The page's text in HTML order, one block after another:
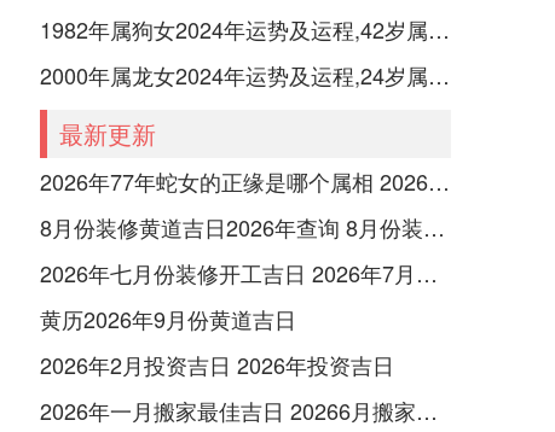
1982年属狗女2024年运势及运程,42岁属狗人2024全年每月运势女性如何
2000年属龙女2024年运势及运程,24岁属龙人2024全年每月运势女性如何
最新更新
2026年77年蛇女的正缘是哪个属相 2026年77年属蛇人每月运势完整版
8月份装修黄道吉日2026年查询 8月份装修的黄道吉日
2026年七月份装修开工吉日 2026年7月份装修开工吉日查询
黄历2026年9月份黄道吉日
2026年2月投资吉日 2026年投资吉日
2026年一月搬家最佳吉日 20266月搬家好日子